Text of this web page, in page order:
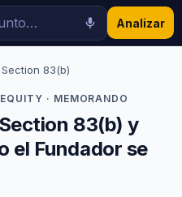
Analizar
83(b)
· MEMORANDO
83(b) y
el Fundador se